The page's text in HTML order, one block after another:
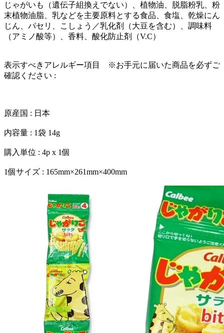
じゃがいも（遺伝子組換えでない）、植物油、脱脂粉乳、粉
末植物油脂、乳などを主要原料とする食品、食塩、乾燥にん
じん、パセリ、こしょう／乳化剤（大豆を含む）、調味料
（アミノ酸等）、香料、酸化防止剤（V.C）
表示すべきアレルギー項目 ※お手元に届いた商品を必ずご
確認ください :
原産国 : 日本
内容量 : 1袋 14g
購入単位 : 4p x 1個
1個サイズ : 165mm×261mm×400mm